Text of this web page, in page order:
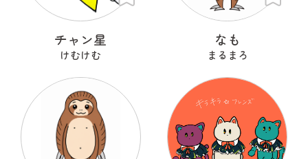
チャン星
けむけむ
なも
まるまろ